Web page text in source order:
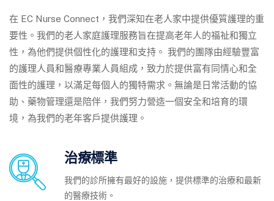
在 EC Nurse Connect，我們深知在老人家中提供優質護理的重
要性。我們的老人家庭護理服務旨在提高老年人的福祉和獨立
性，為他們提供個性化的護理和支持。 我們的團隊由經驗豐富
的護理人員和醫療專業人員組成，致力於提供富有同情心和全
面性的護理，以滿足每個人的獨特需求。無論是日常活動的協
助、藥物管理還是陪伴，我們努力營造一個安全和培育的環
境，為我們的老年客戶提供護理。
治療標準
我們的診所擁有最好的設施，提供標準的治療和最新
的醫療技術。